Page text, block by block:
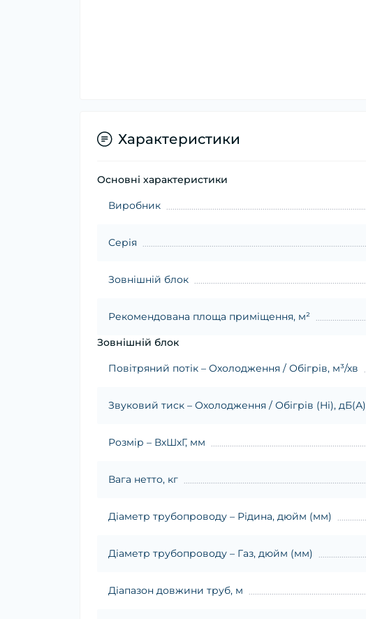
Характеристики
Основні характеристики
Виробник
Серія
Зовнішній блок
Рекомендована площа приміщення, м²
Зовнішній блок
Повітряний потік – Охолодження / Обігрів, м³/хв
Звуковий тиск – Охолодження / Обігрів (Hi), дБ(А)
Розмір – ВхШхГ, мм
Вага нетто, кг
Діаметр трубопроводу – Рідина, дюйм (мм)
Діаметр трубопроводу – Газ, дюйм (мм)
Діапазон довжини труб, м